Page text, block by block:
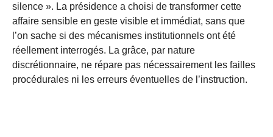
silence ». La présidence a choisi de transformer cette
affaire sensible en geste visible et immédiat, sans que
l’on sache si des mécanismes institutionnels ont été
réellement interrogés. La grâce, par nature
discrétionnaire, ne répare pas nécessairement les failles
procédurales ni les erreurs éventuelles de l’instruction.